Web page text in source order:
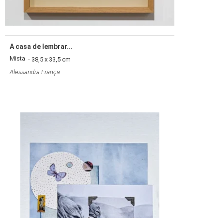
A casa de lembrar...
Mista - 38,5 x 33,5 cm
Alessandra França